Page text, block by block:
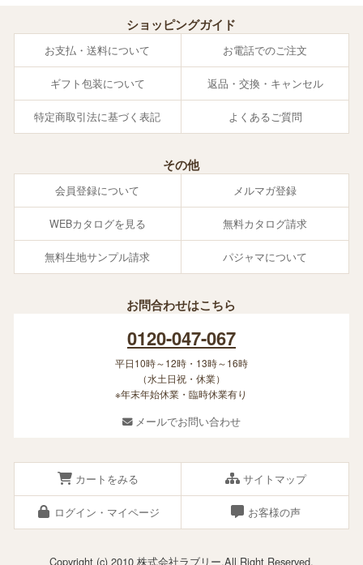
ショッピングガイド
お支払・送料について お電話でのご注文
ギフト包装について 返品・交換・キャンセル
特定商取引法に基づく表記 よくあるご質問
その他
会員登録について メルマガ登録
WEBカタログを見る 無料カタログ請求
無料生地サンプル請求 パジャマについて
お問合わせはこちら
0120-047-067
平日10時～12時・13時～16時
（水土日祝・休業）
※年末年始休業・臨時休業有り
メールでお問い合わせ
カートをみる サイトマップ
ログイン・マイページ お客様の声
Copyright (c) 2010 株式会社ラブリー.All Right Reserved.